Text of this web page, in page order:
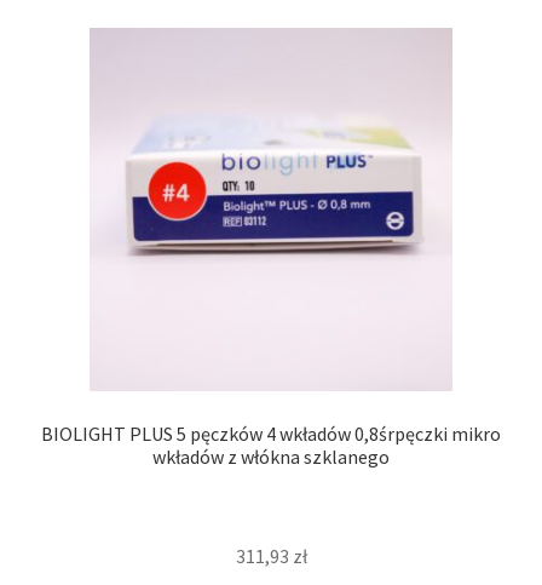
BIOLIGHT PLUS 5 pęczków 4 wkładów 0,8śrpęczki mikro
wkładów z włókna szklanego
311,93 zł